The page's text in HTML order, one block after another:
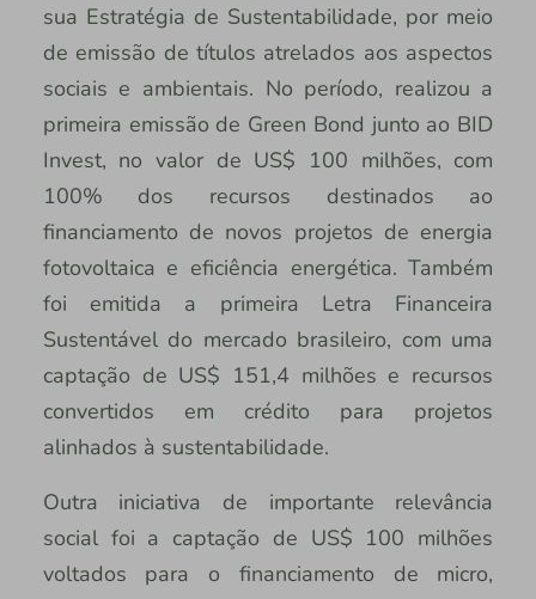
sua Estratégia de Sustentabilidade, por meio
de emissão de títulos atrelados aos aspectos
sociais e ambientais. No período, realizou a
primeira emissão de Green Bond junto ao BID
Invest, no valor de US$ 100 milhões, com
100% dos recursos destinados ao
financiamento de novos projetos de energia
fotovoltaica e eficiência energética. Também
foi emitida a primeira Letra Financeira
Sustentável do mercado brasileiro, com uma
captação de US$ 151,4 milhões e recursos
convertidos em crédito para projetos
alinhados à sustentabilidade.
Outra iniciativa de importante relevância
social foi a captação de US$ 100 milhões
voltados para o financiamento de micro,